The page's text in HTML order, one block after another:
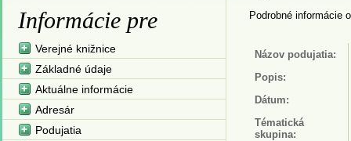
Podrobné informácie
Názov podujatia:
Popis:
Dátum:
Tématická
skupina:
Informácie pre
Verejné knižnice
Základné údaje
Aktuálne informácie
Adresár
Podujatia